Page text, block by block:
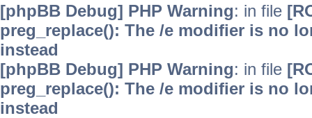
[phpBB Debug] PHP Warning: in file
preg_replace(): The /e modifier is no
instead
[phpBB Debug] PHP Warning: in file
preg_replace(): The /e modifier is no
instead